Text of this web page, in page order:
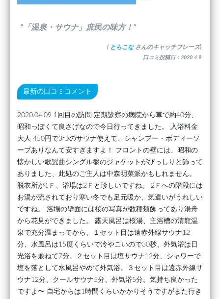
”「温泉・サウナ」庶民の味方！”
( とらこな さんのキャッチフレーズ)
口コミ投稿日：2020.4.9
最新の口コミコメント
2020.04.09 1回目の訪問 定期診察の病院から車で約40分、
昭和っぽくて良さげなので今日行ってきました。 入浴料金
大人 450円で3つのサウナ使えて、シャンプー・ボディーソ
ープありなんて安すぎますよ！ フロントの壁には、昭和の
懐かしい歌謡曲シングル盤のジャケットがびっしりと飾って
ありました、此処のご主人は中森明菜派かもしれません。
脱衣所が1Ｆ、浴場は2Ｆと珍しいですね。 2Ｆへの階段には
お湯が流されており寒い冬でも足元暖か、気遣いがうれしい
ですね。 浴場の壁面には桜の写真が数種類飾ってあり湯舟
から花見ができました。 露天風呂は桜湯、主浴槽の清龍温
泉で充分温まってから、１セット目は遠赤外線サウナ12
分、水風呂は15度くらいで冷やこいので30秒、外気浴は日
光浴を兼ねて7分。２セット目は塩サウナ12分、シャワーで
塩を落として水風呂やめて外気浴。３セット目は遠赤外線サ
ウナ12分、クールサウナ5分、外気浴5分。気持ち良かった
ですよ〜 自宅からは1時間くらいかかりそうですがまた行き